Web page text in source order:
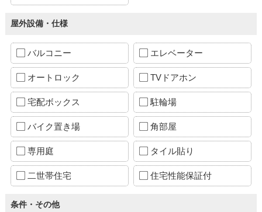
屋外設備・仕様
バルコニー エレベーター
オートロック TVドアホン
宅配ボックス 駐輪場
バイク置き場 角部屋
専用庭 タイル貼り
二世帯住宅 住宅性能保証付
条件・その他